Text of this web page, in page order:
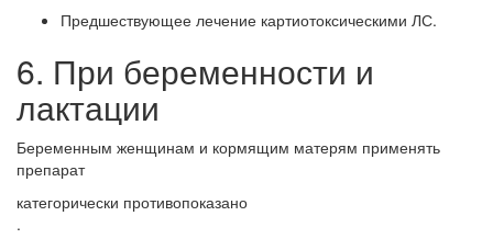
Предшествующее лечение картиотоксическими ЛС.
6. При беременности и
лактации
Беременным женщинам и кормящим матерям применять
препарат
категорически противопоказано
.